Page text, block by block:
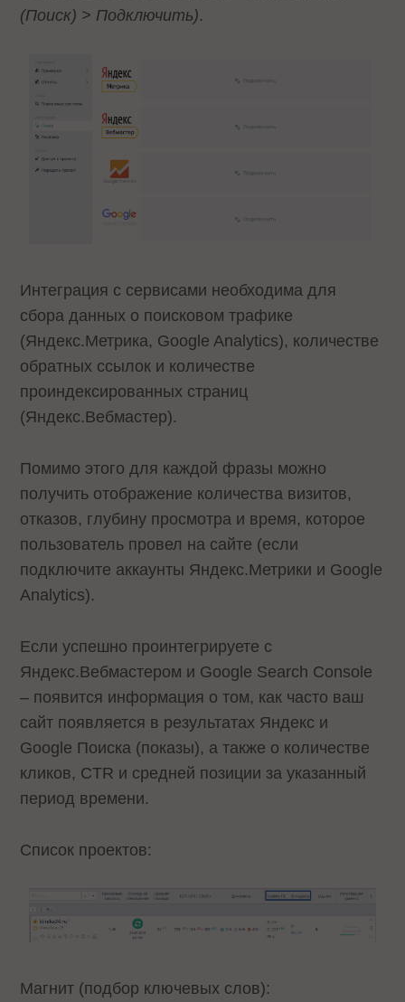
(Поиск) > Подключить).
Интеграция с сервисами необходима для
сбора данных о поисковом трафике
(Яндекс.Метрика, Google Analytics), количестве
обратных ссылок и количестве
проиндексированных страниц
(Яндекс.Вебмастер).
Помимо этого для каждой фразы можно
получить отображение количества визитов,
отказов, глубину просмотра и время, которое
пользователь провел на сайте (если
подключите аккаунты Яндекс.Метрики и Google
Analytics).
Если успешно проинтегрируете с
Яндекс.Вебмастером и Google Search Console
– появится информация о том, как часто ваш
сайт появляется в результатах Яндекс и
Google Поиска (показы), а также о количестве
кликов, CTR и средней позиции за указанный
период времени.
Список проектов:
Магнит (подбор ключевых слов):